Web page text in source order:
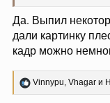
Да. Выпил
дали картинку
кадр можно
Р
Vinnypu Vhagar и